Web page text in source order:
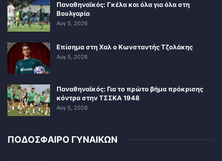
Παναθηναϊκός: Γκέλα και όλα για όλα στη
Βουλγαρία
Αυγ 5, 2026
Επίσημα στη Χαλ ο Κωνσταντής Τζολάκης
Αυγ 5, 2026
Παναθηναϊκός: Για το πρώτο βήμα πρόκρισης
κόντρα στην ΤΣΣΚΑ 1948
Αυγ 5, 2026
ΠΟΔΟΣΦΑΙΡΟ ΓΥΝΑΙΚΩΝ